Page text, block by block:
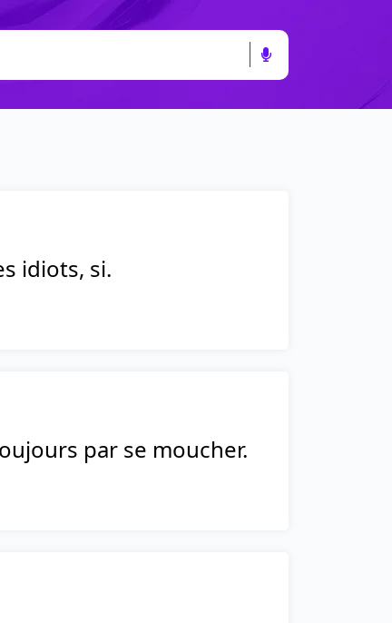
idiots, si.
par se moucher.